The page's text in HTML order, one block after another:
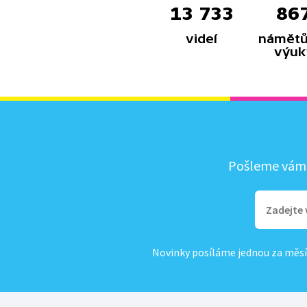
13 733
videí
Pošleme
Novinky posíláme jednou za